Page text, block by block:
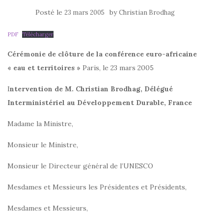
Posté le 23 mars 2005 byChristian Brodhag
PDF Télécharger
Cérémonie de clôture de la conférence euro-africaine
« eau et territoires » Paris, le 23 mars 2005
Intervention de M. Christian Brodhag, Délégué
Interministériel au Développement Durable, France
Madame la Ministre,
Monsieur le Ministre,
Monsieur le Directeur général de l’UNESCO
Mesdames et Messieurs les Présidentes et Présidents,
Mesdames et Messieurs,